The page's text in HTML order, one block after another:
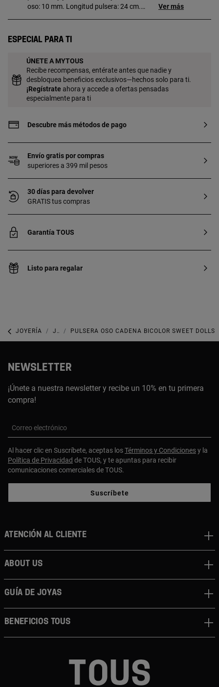
oso: 10 mm. Longitud pulsera: 24 cm.
18 a 23 kt y 3 micras de espesor. Esta
de la joya.
Ver más
Especial para ti
ÚNETE A MYTOUS
Recibe recompensas, entérate antes que nadie y
desbloquea beneficios exclusivos—hechos solo para ti.
¡Regístrate ahora y accede a ofertas pensadas
especialmente para ti
Descubre más métodos de pago
Envío gratis por compras
superiores a 399 mil pesos
30 días para devolver
GRATIS tus compras
Garantía TOUS
Listo para regalar
JOYERÍA JOYAS DE PLATA 925 PULSERA OSO CADENA BICOLOR SWEET DOLLS
NEWSLETTER
¡Únete a nuestra newsletter y recibe un 10% en tu primera
compra!
Correo electrónico
Al hacer clic en Suscríbete, aceptas losTérminos y Condicionesy la
Política de Privacidad de TOUS, y te apuntas para recibir
comunicaciones comerciales de TOUS.
Suscríbete
Atención al cliente
About us
Guía de joyas
Beneficios TOUS